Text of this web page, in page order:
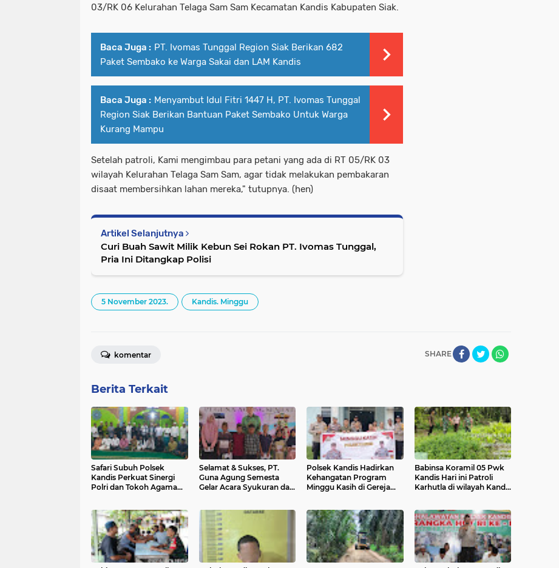
03/RK 06 Kelurahan Telaga Sam Sam Kecamatan Kandis Kabupaten Siak.
Baca Juga : PT. Ivomas Tunggal Region Siak Berikan 682
Paket Sembako ke Warga Sakai dan LAM Kandis
Baca Juga : Menyambut Idul Fitri 1447 H, PT. Ivomas Tunggal
Region Siak Berikan Bantuan Paket Sembako Untuk Warga
Kurang Mampu
Setelah patroli, Kami mengimbau para petani yang ada di RT 05/RK 03
wilayah Kelurahan Telaga Sam Sam, agar tidak melakukan pembakaran
disaat membersihkan lahan mereka," tutupnya. (hen)
Artikel Selanjutnya
Curi Buah Sawit Milik Kebun Sei Rokan PT. Ivomas Tunggal,
Pria Ini Ditangkap Polisi
5 November 2023. Kandis. Minggu
SHARE
komentar
Berita Terkait
Safari Subuh Polsek
Kandis Perkuat Sinergi
Polri dan Tokoh Agama
Selamat & Sukses, PT.
Guna Agung Semesta
Gelar Acara Syukuran dan
Polsek Kandis Hadirkan
Kehangatan Program
Minggu Kasih di Gereja
Babinsa Koramil 05 Pwk
Kandis Hari ini Patroli
Karhutla di wilayah Kandis